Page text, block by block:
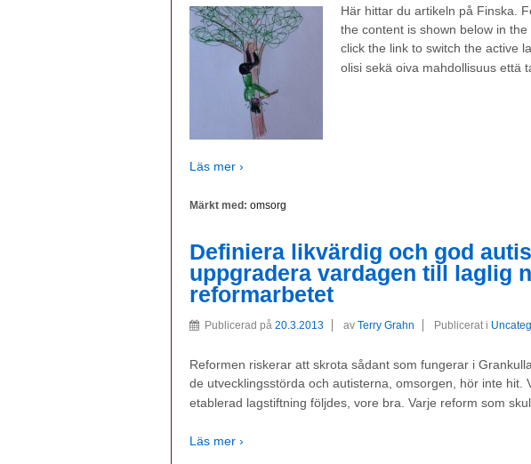
Här hittar du artikeln på Finska.
the content is shown below in
click the link to switch the active
olisi sekä oiva mahdollisuus että
Läs mer ›
Märkt med: omsorg
Definiera likvärdig och god
uppgradera vardagen till laglig
reformarbetet
Publicerad på 20.3.2013 av Terry Grahn Publicerat i
Reformen riskerar att skrota sådant som fungerar i
de utvecklingsstörda och autisterna, omsorgen, hör inte hit.
etablerad lagstiftning följdes, vore bra. Varje reform som
Läs mer ›